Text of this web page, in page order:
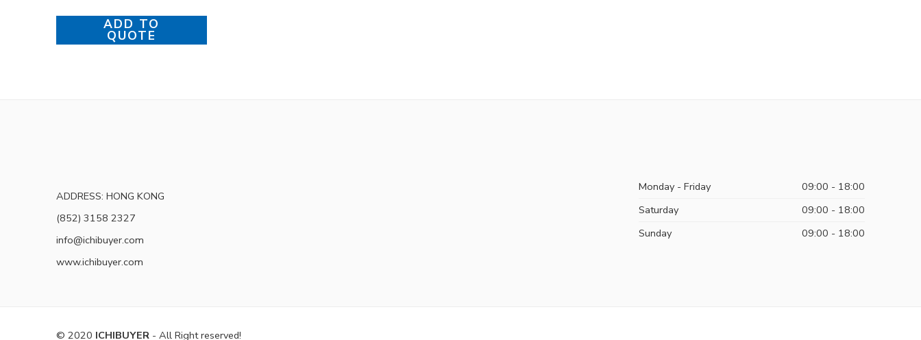
ADD TO
QUOTE
ADDRESS: HONG KONG
(852) 3158 2327
info@ichibuyer.com
www.ichibuyer.com
Monday - Friday
09:00 - 18:00
Saturday
09:00 - 18:00
Sunday
09:00 - 18:00
© 2020 ICHIBUYER - All Right reserved!